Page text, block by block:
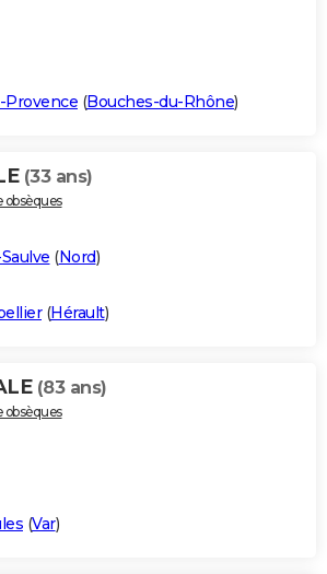
Provence (Bouches-du-Rhône)
(33 ans)
(Nord)
(Hérault)
(83 ans)
(Var)